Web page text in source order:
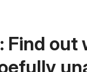
Find out